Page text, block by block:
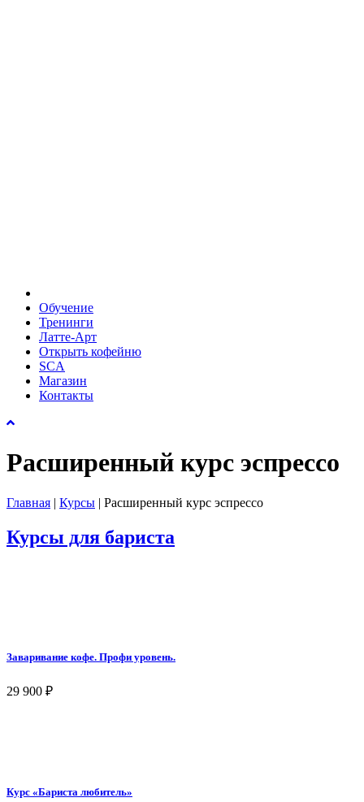
Обучение
Тренинги
Латте-Арт
Открыть кофейню
SCA
Магазин
Контакты
Расширенный курс эспрессо
Главная | Курсы | Расширенный курс эспрессо
Курсы для бариста
Заваривание кофе. Профи уровень.
29 900 ₽
Курс «Бариста любитель»